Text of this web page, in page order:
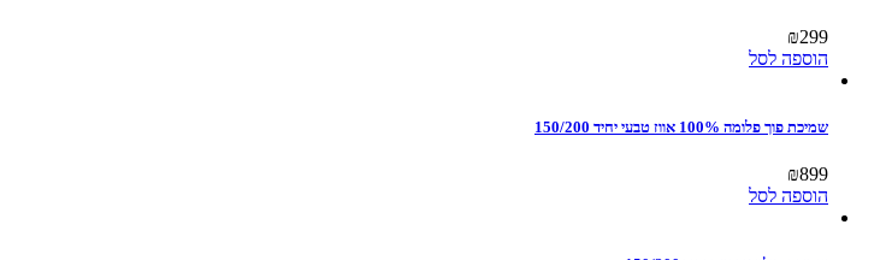
₪299
הוספה לסל
שמיכת פוך פלומה 100% אווז טבעי יחיד 150/200
₪899
הוספה לסל